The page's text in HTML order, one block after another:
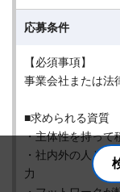
応募条件
【必須事項】
事業会社または法
■求められる資質
・主体性を持って
・社内外の人と
力